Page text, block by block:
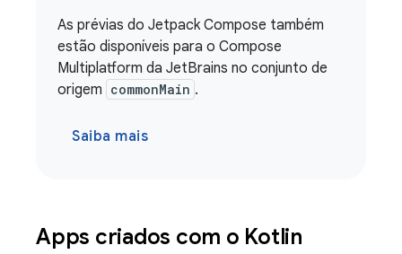
As prévias do Jetpack Compose também
estão disponíveis para o Compose
Multiplatform da JetBrains no conjunto de
origem commonMain .
Saiba mais
Apps criados com o Kotlin